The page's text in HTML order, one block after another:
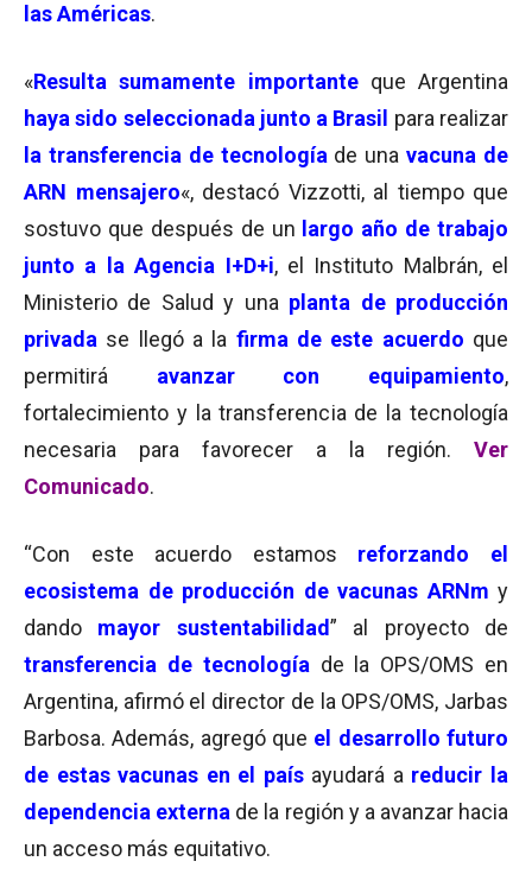
las Américas.
«Resulta sumamente importanteque Argentina
haya sido seleccionada junto a Brasil para realizar
la transferencia de tecnología de unavacuna de
ARN mensajero«, destacó Vizzotti, al tiempo que
sostuvo que después de un largo año de trabajo
junto a la Agencia I+D+i, el Instituto Malbrán, el
Ministerio de Salud y una planta de producción
privada se llegó a la firma de este acuerdo que
permitirá avanzar con equipamiento,
fortalecimiento y la transferencia de la tecnología
necesaria para favorecer a la región. Ver
Comunicado.
“Con este acuerdo estamos reforzando el
ecosistema de producción de vacunas ARNm y
dando mayor sustentabilidad” al proyecto de
transferencia de tecnología de la OPS/OMS en
Argentina, afirmó el director de la OPS/OMS, Jarbas
Barbosa. Además, agregó que el desarrollo futuro
de estas vacunas en el paísayudará a reducir la
dependencia externa de la región y a avanzar hacia
un acceso más equitativo.